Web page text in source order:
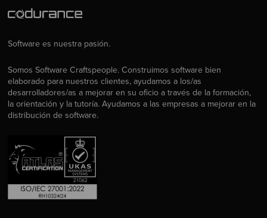
Software es nuestra pasión.
Somos Software Craftspeople. Construimos software bien
elaborado para nuestros clientes, ayudamos a los/as
desarrolladores/as a mejorar en su oficio a través de la formación,
la orientación y la tutoría. Ayudamos a las empresas a mejorar en la
distribución de software.